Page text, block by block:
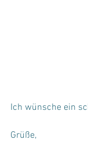
Ich wünsche ein
Grüße,